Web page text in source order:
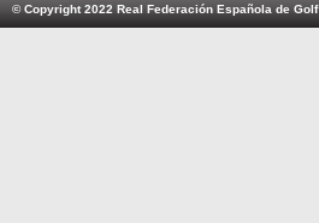
© Copyright 2022 Real Federación Española de Golf